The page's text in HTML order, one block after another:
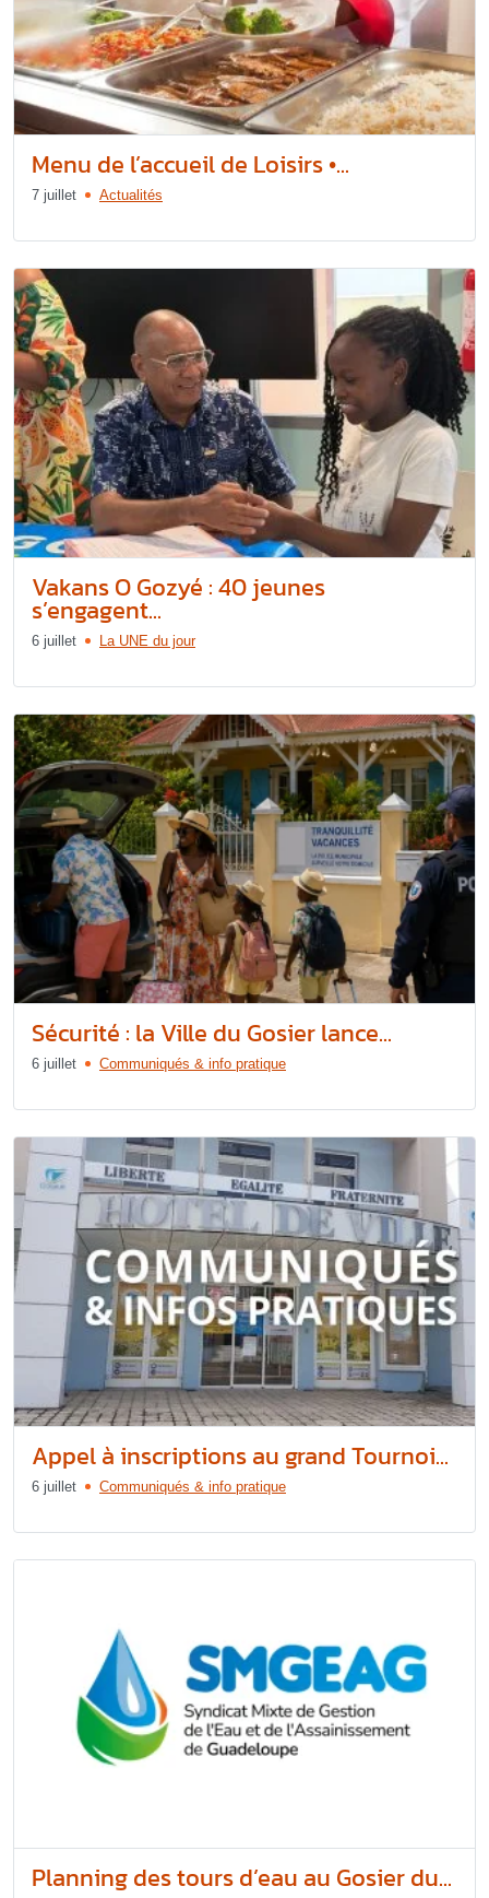
Menu de l’accueil de Loisirs •...
7 juillet Actualités
Vakans O Gozyé : 40 jeunes
s’engagent...
6 juillet La UNE du jour
Sécurité : la Ville du Gosier lance...
6 juillet Communiqués & info pratique
Appel à inscriptions au grand Tournoi...
6 juillet Communiqués & info pratique
Planning des tours d’eau au Gosier du...